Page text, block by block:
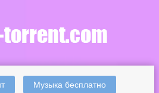
Музыка бесплатно